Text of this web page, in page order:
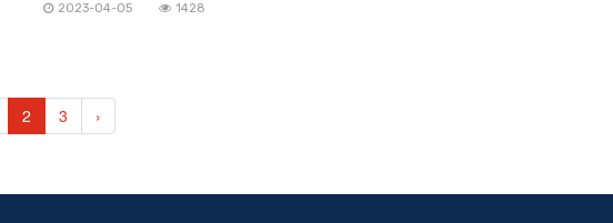
2023-04-05 1428
2 3 ›